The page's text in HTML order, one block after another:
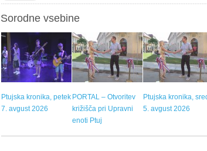
Sorodne vsebine
Ptujska kronika, petek
7. avgust 2026
PORTAL – Otvoritev
križišča pri Upravni
enoti Ptuj
Ptujska kronika,
5. avgust 2026